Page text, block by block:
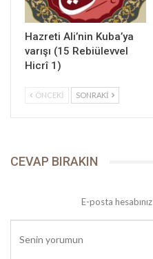
Hazreti Ali’nin Kuba’ya
varışı (15 Rebiülevvel
Hicrî 1)
ÖNCEKI SONRAKI
CEVAP BIRAKIN
E-posta